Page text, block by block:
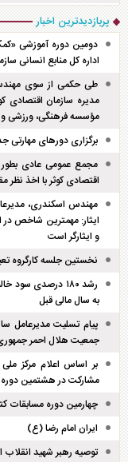
پربازدیدترین اخبار
دومین دوره آموزشی
اداره کل منابع انسانی
طی حکمی از سوی
مدیره سازمان اقتصادی
مؤسسه فرهنگی، ورزشی
برگزاری دور‌های مهارتی
اقتصادی کوثر با اخذ نظر
مهندس اسکندری،
ایثار: مهمترین شاخص
و ایثارگر است
نخستین جلسه کارگروه
رشد ۱۸۰ درصدی
به سال مالی قبل
پیام تسلیت مدیرعامل
جمعیت هلال احمر
بر اساس اعلام مرکز
مشارکت در هشتمین دوره
چهارمین دوره مسابقات
ایران امام رضا (ع)
توصیه رهبر شهید انقلاب